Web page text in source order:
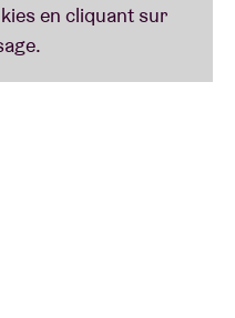
Zeiss de Berlin.
avec le
présentant un